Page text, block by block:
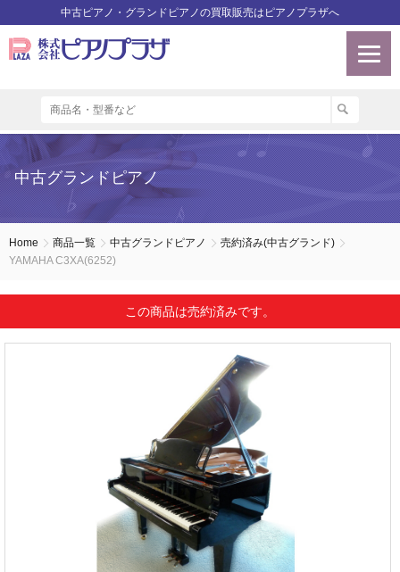
中古ピアノ・グランドピアノの買取販売はピアノプラザへ
中古グランドピアノ
Home 商品一覧 中古グランドピアノ
売約済み(中古グランド)
YAMAHA C3XA(6252)
この商品は売約済みです。